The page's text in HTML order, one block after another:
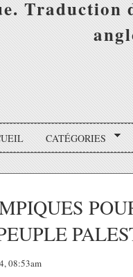
Traduction
CATÉGORIES
08:53am